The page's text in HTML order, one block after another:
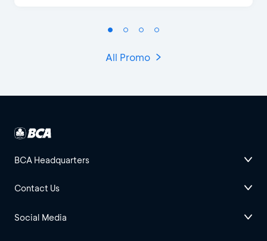
All Promo
BCA Headquarters
Contact Us
Social Media